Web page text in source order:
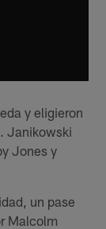
y eligieron
Janikowski
Jones y
un pase
Malcolm